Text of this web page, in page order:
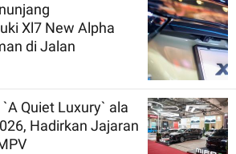
Xl7 New Alpha
di Jalan
Quiet Luxury` ala
Hadirkan Jajaran